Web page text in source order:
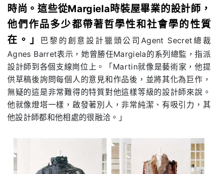
時尚。這些從Margiela時裝屋畢業的設計師，
他們作品多少都帶著哲學性和社會學的性質
在。」
巴黎的創意設計獵頭公司Agent Secret總裁
Agnes Barret表示，她曾勝任Margiela的系列總監，指派
設計師到各個支線崗位上。「Martin就像是藝術家，他提
供草稿後詢問每個人的意見和作品後，並將其化為巨作，
無疑的這是非常難得的特質對他這樣等級的設計師來說。
他就像燈塔一樣，啟發著別人，非常純潔、有吸引力，其
他設計師都和他相處的很融洽。」